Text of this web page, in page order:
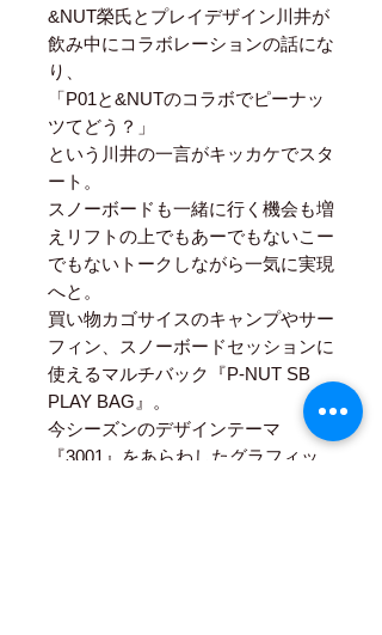
&NUT榮氏とプレイデザイン川井が
飲み中にコラボレーションの話にな
り、
「P01と&NUTのコラボでピーナッ
ツてどう？」
という川井の一言がキッカケでスタ
ート。
スノーボードも一緒に行く機会も増
えリフトの上でもあーでもないこー
でもないトークしながら一気に実現
へと。
買い物カゴサイスのキャンプやサー
フィン、スノーボードセッションに
使えるマルチバック『P-NUT SB
PLAY BAG』。
今シーズンのデザインテーマ
『3001』をあらわしたグラフィッ